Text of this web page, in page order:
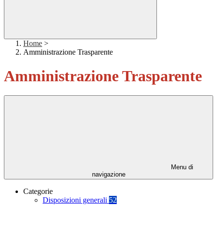
Home >
Amministrazione Trasparente
Amministrazione Trasparente
Menu di
navigazione
Categorie
Disposizioni generali 52